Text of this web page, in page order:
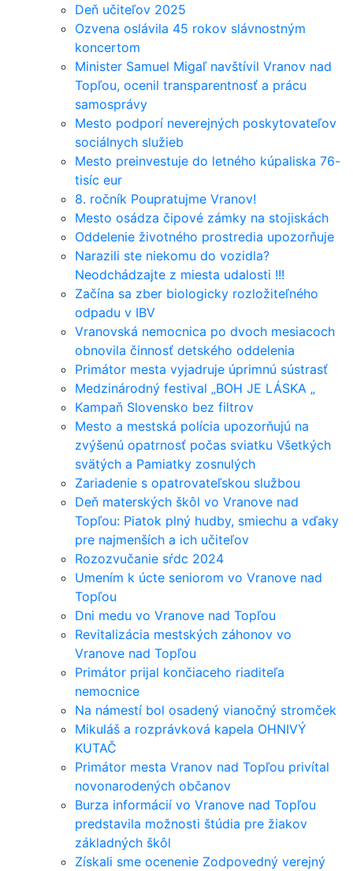
Deň učiteľov 2025
Ozvena oslávila 45 rokov slávnostným
koncertom
Minister Samuel Migaľ navštívil Vranov nad
Topľou, ocenil transparentnosť a prácu
samosprávy
Mesto podporí neverejných poskytovateľov
sociálnych služieb
Mesto preinvestuje do letného kúpaliska 76-
tisíc eur
8. ročník Poupratujme Vranov!
Mesto osádza čipové zámky na stojiskách
Oddelenie životného prostredia upozorňuje
Narazili ste niekomu do vozidla?
Neodchádzajte z miesta udalosti !!!
Začína sa zber biologicky rozložiteľného
odpadu v IBV
Vranovská nemocnica po dvoch mesiacoch
obnovila činnosť detského oddelenia
Primátor mesta vyjadruje úprimnú sústrasť
Medzinárodný festival „BOH JE LÁSKA „
Kampaň Slovensko bez filtrov
Mesto a mestská polícia upozorňujú na
zvýšenú opatrnosť počas sviatku Všetkých
svätých a Pamiatky zosnulých
Zariadenie s opatrovateľskou službou
Deň materských škôl vo Vranove nad
Topľou: Piatok plný hudby, smiechu a vďaky
pre najmenších a ich učiteľov
Rozozvučanie sŕdc 2024
Umením k úcte seniorom vo Vranove nad
Topľou
Dni medu vo Vranove nad Topľou
Revitalizácia mestských záhonov vo
Vranove nad Topľou
Primátor prijal končiaceho riaditeľa
nemocnice
Na námestí bol osadený vianočný stromček
Mikuláš a rozprávková kapela OHNIVÝ
KUTAČ
Primátor mesta Vranov nad Topľou privítal
novonarodených občanov
Burza informácií vo Vranove nad Topľou
predstavila možnosti štúdia pre žiakov
základných škôl
Získali sme ocenenie Zodpovedný verejný